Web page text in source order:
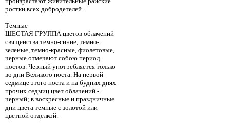
ростки всех добродетелей.
Темные
ШЕСТАЯ ГРУППА цветов облачений
священства темно-синие, темно-
зеленые, темно-красные, фиолетовые,
черные отмечают собою период
постов. Черный употребляется только
во дни Великого поста. На первой
седмице этого поста и на будних днях
прочих седмиц цвет облачений -
черный; в воскресные и праздничные
дни цвета темные с золотой или
цветной отделкой.